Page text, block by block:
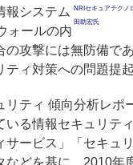
NRIセキュアテクノ
田助宏氏
報システム
ォールの内
の攻撃には無防備で
ティ対策への問題提
ティ 傾向分析レポ
いる情報セキュリテ
ービス」「セキュ
などを基に、2010年